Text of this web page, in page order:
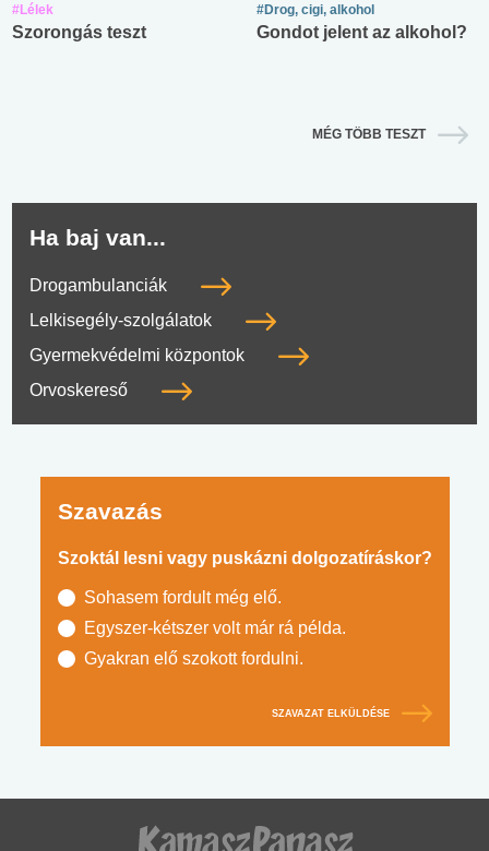
#Lélek
Szorongás teszt
#Drog, cigi, alkohol
Gondot jelent az alkohol?
MÉG TÖBB TESZT
Ha baj van...
Drogambulanciák
Lelkisegély-szolgálatok
Gyermekvédelmi központok
Orvoskereső
Szavazás
Szoktál lesni vagy puskázni dolgozatíráskor?
Sohasem fordult még elő.
Egyszer-kétszer volt már rá példa.
Gyakran elő szokott fordulni.
SZAVAZAT ELKÜLDÉSE